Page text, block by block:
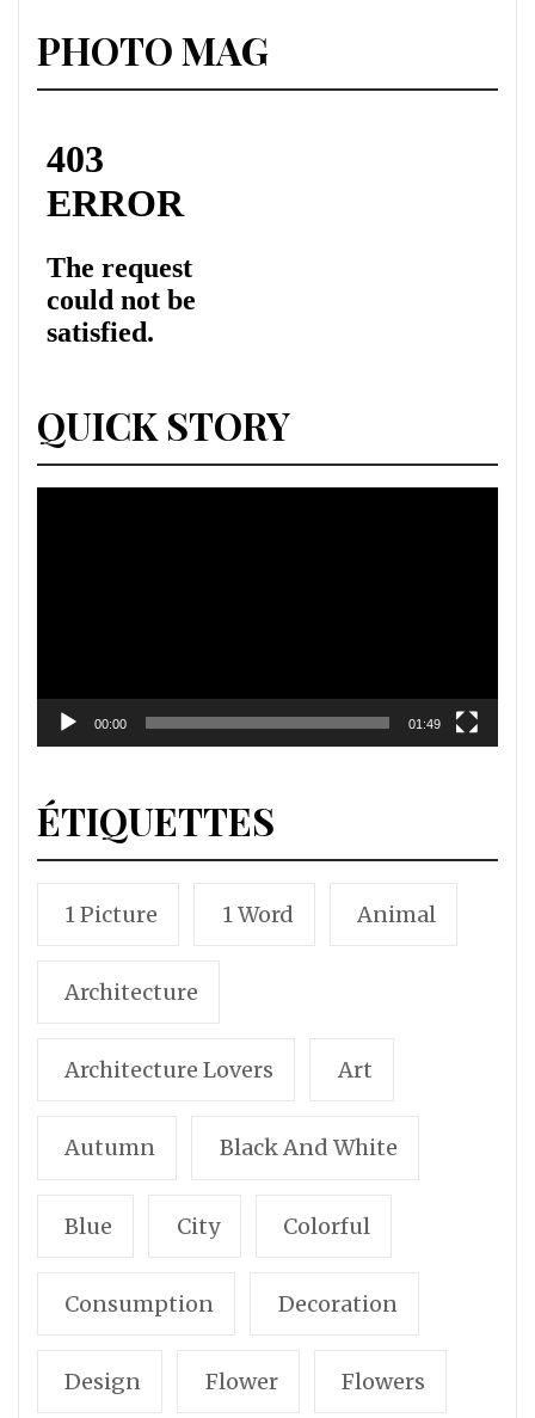
PHOTO MAG
QUICK STORY
00:00 01:49
ÉTIQUETTES
1 Picture 1 Word Animal
Architecture
Architecture Lovers Art
Autumn Black And White
Blue City Colorful
Consumption Decoration
Design Flower Flowers